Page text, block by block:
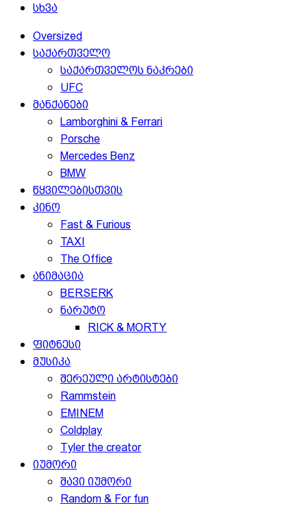
სხვა
Oversized
საქართველო
საქართველოს ნაკრები
UFC
მანქანები
Lamborghini & Ferrari
Porsche
Mercedes Benz
BMW
წყვილებისთვის
კინო
Fast & Furious
TAXI
The Office
ანიმაცია
BERSERK
ნარუტო
RICK & MORTY
ფიტნესი
მუსიკა
შერეული არტისტები
Rammstein
EMINEM
Coldplay
Tyler the creator
იუმორი
შავი იუმორი
Random & For fun